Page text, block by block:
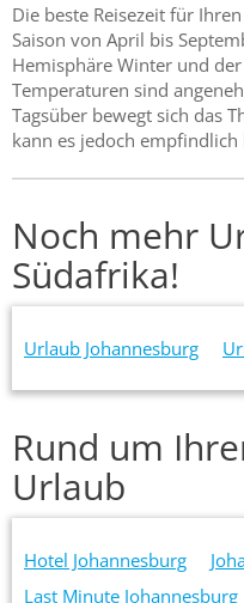
Die beste Reisezeit für
Saison von April bis
Hemisphäre Winter und
Temperaturen sind
Tagsüber bewegt sich das
kann es jedoch empfindlich
Noch mehr
Südafrika!
Urlaub Johannesburg
Rund um
Urlaub
Hotel Johannesburg
Last Minute Johannesburg